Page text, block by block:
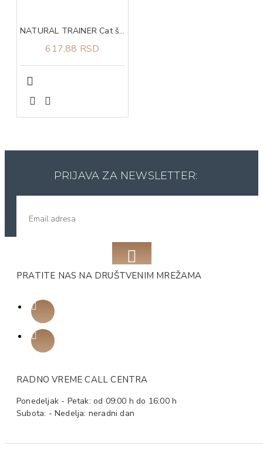
NATURAL TRAINER Cat šunka za odrasle sterilisane mačke 300g
617,88 RSD
PRIJAVA ZA NEWSLETTER:
PRATITE NAS NA DRUŠTVENIM MREŽAMA
RADNO VREME CALL CENTRA
Ponedeljak - Petak: od 09:00 h do 16:00 h
Subota: - Nedelja: neradni dan